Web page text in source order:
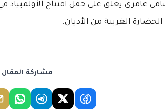
عامري يعلق على حفل افتتاح الأولمبياد
الغربية من الأديان.
مشاركة المقال